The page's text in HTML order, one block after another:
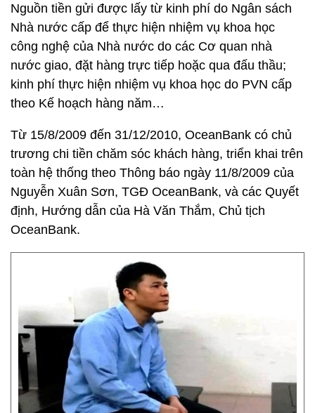
Nguồn tiền gửi được lấy từ kinh phí do Ngân sách
Nhà nước cấp để thực hiện nhiệm vụ khoa học
công nghệ của Nhà nước do các Cơ quan nhà
nước giao, đặt hàng trực tiếp hoặc qua đấu thầu;
kinh phí thực hiện nhiệm vụ khoa học do PVN cấp
theo Kế hoạch hàng năm…
Từ 15/8/2009 đến 31/12/2010, OceanBank có chủ
trương chi tiền chăm sóc khách hàng, triển khai trên
toàn hệ thống theo Thông báo ngày 11/8/2009 của
Nguyễn Xuân Sơn, TGĐ OceanBank, và các Quyết
định, Hướng dẫn của Hà Văn Thắm, Chủ tịch
OceanBank.